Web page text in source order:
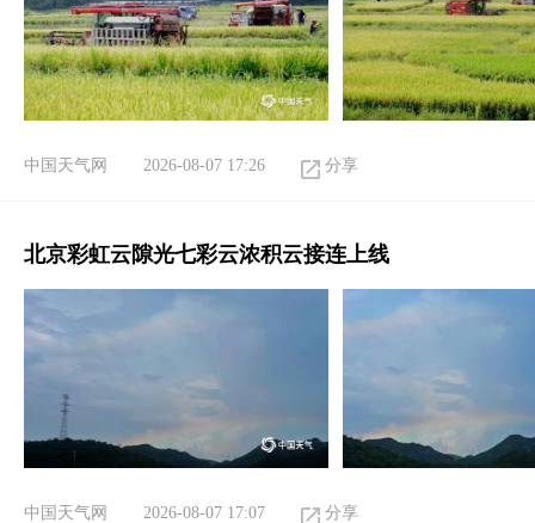
中国天气网 2026-08-07 17:26 分享
北京彩虹云隙光七彩云浓积云接连上线
中国天气网 2026-08-07 17:07 分享